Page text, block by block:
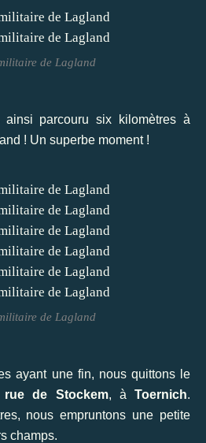
de Lagland
parcouru six kilomètres à
! Un superbe moment !
de Lagland
ayant une fin, nous quittons le
rue de Stockem, à Toernich.
nous empruntons une petite
champs.